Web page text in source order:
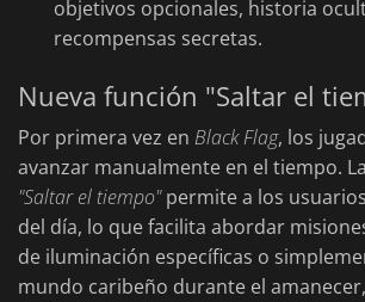
objetivos opcionales, historia
recompensas secretas.
Nueva función "Saltar el
Por primera vez en Black Flag, los
avanzar manualmente en el tiempo.
"Saltar el tiempo"permite a los
del día, lo que facilita abordar
de iluminación específicas o
mundo caribeño durante el